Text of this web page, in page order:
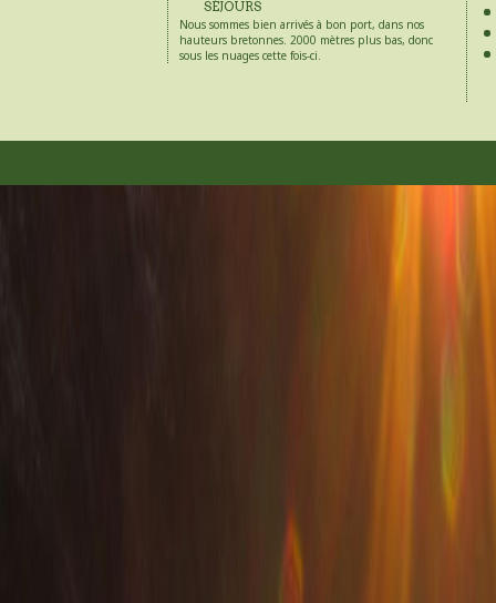
SÉJOURS
Nous sommes bien arrivés à bon port, dans nos
hauteurs bretonnes. 2000 mètres plus bas, donc
sous les nuages cette fois-ci.